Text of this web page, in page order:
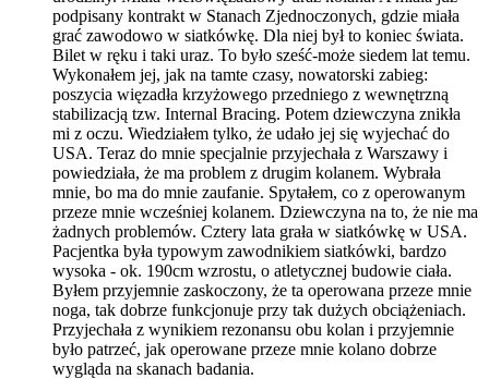
podpisany kontrakt w Stanach Zjednoczonych, gdzie miała
grać zawodowo w siatkówkę. Dla niej byłto koniec świata.
Bilet w ręku i taki uraz. To było sześć-może siedem lat temu.
Wykonałem jej, jak na tamte czasy, nowatorski zabieg:
poszycia więzadła krzyżowego przedniego z wewnętrzną
stabilizacją tzw. Internal Bracing. Potem dziewczyna znikła
mi z oczu. Wiedziałem tylko, że udało jej się wyjechać do
USA. Teraz do mnie specjalnie przyjechała z Warszawy i
powiedziała, że ma problem z drugim kolanem. Wybrała
mnie, bo ma do mnie zaufanie. Spytałem, co z operowanym
przeze mnie wcześniej kolanem. Dziewczyna na to, że nie ma
żadnych problemów. Cztery lata grała w siatkówkę w USA.
Pacjentka była typowym zawodnikiem siatkówki, bardzo
wysoka - ok. 190cm wzrostu, o atletycznej budowie ciała.
Byłem przyjemnie zaskoczony, że ta operowana przeze mnie
noga, tak dobrze funkcjonuje przy tak dużych obciążeniach.
Przyjechała z wynikiem rezonansu obu kolan i przyjemnie
było patrzeć, jak operowane przeze mnie kolano dobrze
wygląda na skanach badania.